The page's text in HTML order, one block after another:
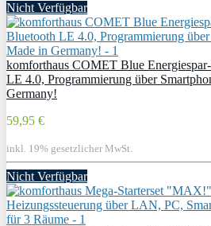
Nicht Verfügbar
komforthaus COMET Blue
LE 4.0, Programmierung über
Germany!
59,95 €
inkl. 19% gesetzlicher MwSt.
Nicht Verfügbar